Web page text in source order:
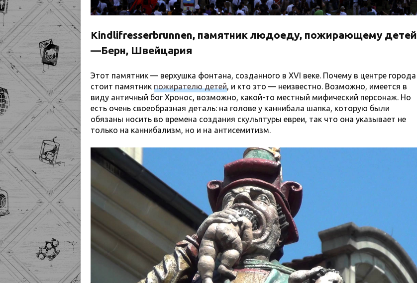
Kindlifresserbrunnen, памятник людоеду, пожирающему детей
—Берн, Швейцария
Этот памятник — верхушка фонтана, созданного в XVI веке. Почему в центре города
стоит памятник пожирателю детей, и кто это — неизвестно. Возможно, имеется в
виду античный бог Хронос, возможно, какой-то местный мифический персонаж. Но
есть очень своеобразная деталь: на голове у каннибала шапка, которую были
обязаны носить во времена создания скульптуры евреи, так что она указывает не
только на каннибализм, но и на антисемитизм.